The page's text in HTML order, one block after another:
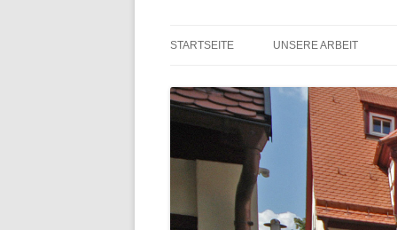
STARTSEITE UNSERE ARBEIT